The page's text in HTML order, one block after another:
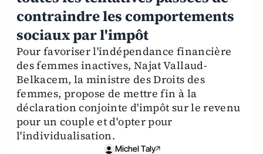
contraindre les comportements
sociaux par l'impôt
Pour favoriser l'indépendance financière
des femmes inactives, Najat Vallaud-
Belkacem, la ministre des Droits des
femmes, propose de mettre fin à la
déclaration conjointe d'impôt sur le revenu
pour un couple et d'opter pour
l'individualisation.
Michel Taly